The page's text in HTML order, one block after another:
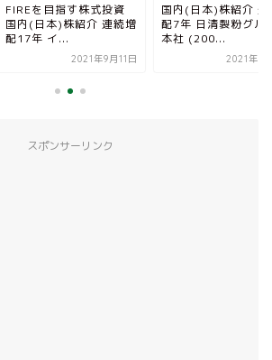
FIREを目指す株式投資
国内(日本)株紹介 連続増
配17年 イ...
2021年9月11日
国内(日本)株紹介 連
配7年 日清製粉グル
本社 (200...
2021年8
スポンサーリンク